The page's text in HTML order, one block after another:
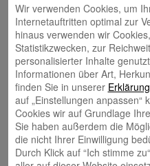
Schreibe einen Kommentar
Deine E-Mail-Adresse wird
sind mit*markiert
Wir verwenden Cookies, um
Internetauftritten optimal zur
hinaus verwenden wir
Statistikzwecken, zur
personalisierter Inhalte
Informationen über Art,
finden Sie in unserer
auf „Einstellungen anpassen“
Cookies wir auf Grundlage
Sie haben außerdem die
die nicht Ihrer Einwilligung
Durch Klick auf “Ich stimme